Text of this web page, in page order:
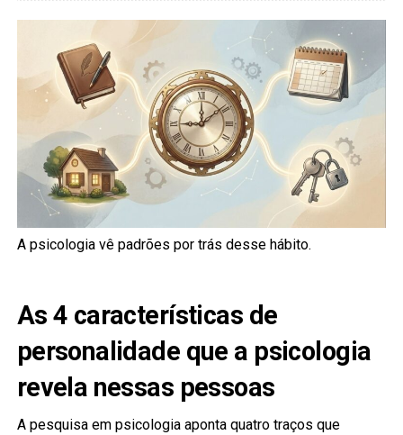
A psicologia vê padrões por trás desse hábito.
As 4 características de
personalidade que a psicologia
revela nessas pessoas
A pesquisa em psicologia aponta quatro traços que